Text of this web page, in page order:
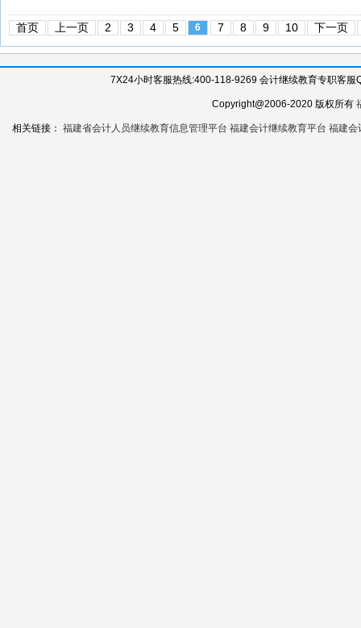
首页 上一页 2 3 4 5 6 7 8 9 10 下一页
7X24小时客服热线:400-118-9269 会计继续教育专职客
Copyright@2006-2020 版权所有
相关链接：福建省会计人员继续教育信息管理平台 福建会计继续教育平台 福建会